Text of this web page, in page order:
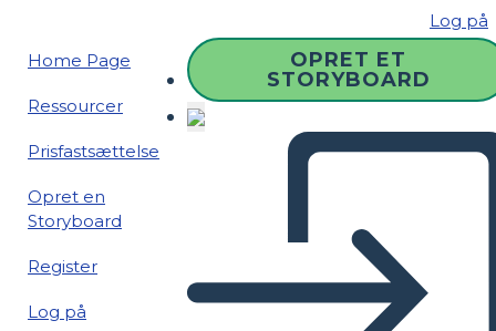
Log på
Home Page
Ressourcer
Prisfastsættelse
Opret en
Storyboard
Register
Log på
OPRET ET
STORYBOARD